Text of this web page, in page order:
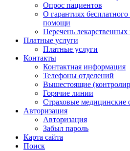
Опрос пациентов
О гарантиях
помощи
Перечень лекарственных
Платные услуги
Платные услуги
Контакты
Контактная информация
Телефоны отделений
Вышестоящие
Горячие линии
Страховые медицинские
Авторизация
Авторизация
Забыл пароль
Карта сайта
Поиск